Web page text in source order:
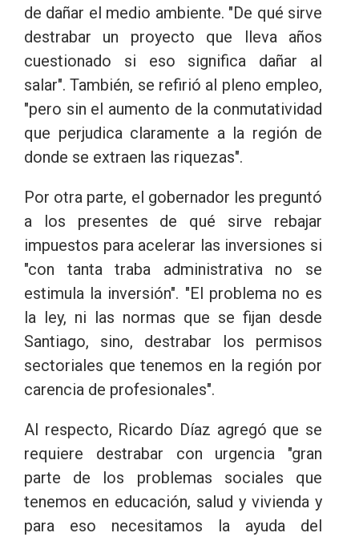
de dañar el medio ambiente. "De qué sirve
destrabar un proyecto que lleva años
cuestionado si eso significa dañar al
salar". También, se refirió al pleno empleo,
"pero sin el aumento de la conmutatividad
que perjudica claramente a la región de
donde se extraen las riquezas".
Por otra parte, el gobernador les preguntó
a los presentes de qué sirve rebajar
impuestos para acelerar las inversiones si
"con tanta traba administrativa no se
estimula la inversión". "El problema no es
la ley, ni las normas que se fijan desde
Santiago, sino, destrabar los permisos
sectoriales que tenemos en la región por
carencia de profesionales".
Al respecto, Ricardo Díaz agregó que se
requiere destrabar con urgencia "gran
parte de los problemas sociales que
tenemos en educación, salud y vivienda y
para eso necesitamos la ayuda del